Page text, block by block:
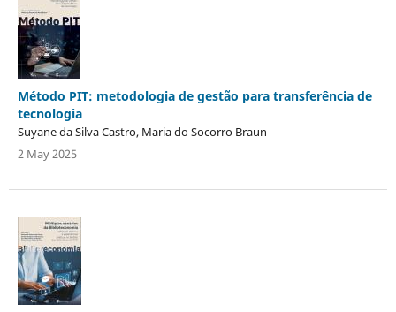
Método PIT: metodologia de gestão para transferência de
tecnologia
Suyane da Silva Castro, Maria do Socorro Braun
2 May 2025